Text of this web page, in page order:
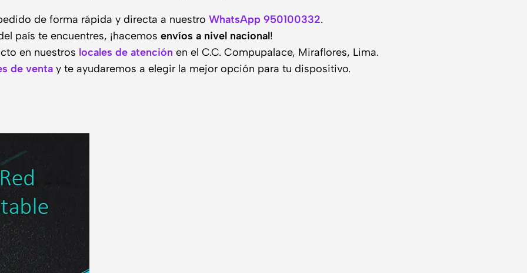
de forma rápida y directa a nuestro WhatsApp 950100332.
país te encuentres, ¡hacemos envíos a nivel nacional!
en nuestros locales de atención en el C.C. Compupalace, Miraflores, Lima.
de venta y te ayudaremos a elegir la mejor opción para tu dispositivo.